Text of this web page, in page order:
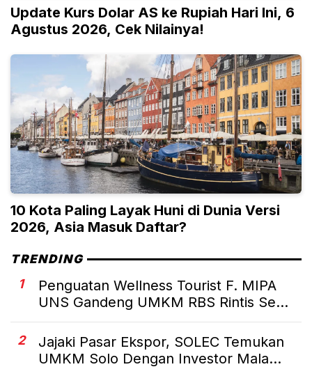
Update Kurs Dolar AS ke Rupiah Hari Ini, 6
Agustus 2026, Cek Nilainya!
10 Kota Paling Layak Huni di Dunia Versi
2026, Asia Masuk Daftar?
TRENDING
1
Penguatan Wellness Tourist F. MIPA
UNS Gandeng UMKM RBS Rintis Se...
2
Jajaki Pasar Ekspor, SOLEC Temukan
UMKM Solo Dengan Investor Mala...